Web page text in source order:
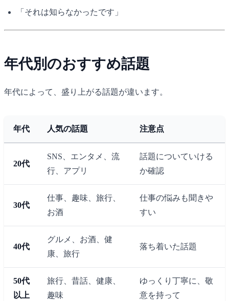
「それは知らなかったです」
年代別のおすすめ話題
年代によって、盛り上がる話題が違います。
年代 人気の話題 注意点
20代
SNS、エンタメ、流
行、アプリ
話題についていける
か確認
30代
仕事、趣味、旅行、
お酒
仕事の悩みも聞きや
すい
40代
グルメ、お酒、健
康、旅行
落ち着いた話題
50代
以上
旅行、昔話、健康、
趣味
ゆっくり丁寧に、敬
意を持って